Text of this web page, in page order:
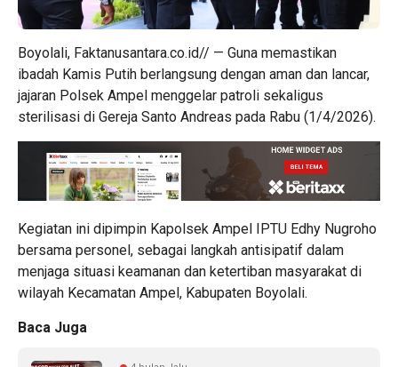
Boyolali, Faktanusantara.co.id// — Guna memastikan
ibadah Kamis Putih berlangsung dengan aman dan lancar,
jajaran Polsek Ampel menggelar patroli sekaligus
sterilisasi di Gereja Santo Andreas pada Rabu (1/4/2026).
Kegiatan ini dipimpin Kapolsek Ampel IPTU Edhy Nugroho
bersama personel, sebagai langkah antisipatif dalam
menjaga situasi keamanan dan ketertiban masyarakat di
wilayah Kecamatan Ampel, Kabupaten Boyolali.
Baca Juga